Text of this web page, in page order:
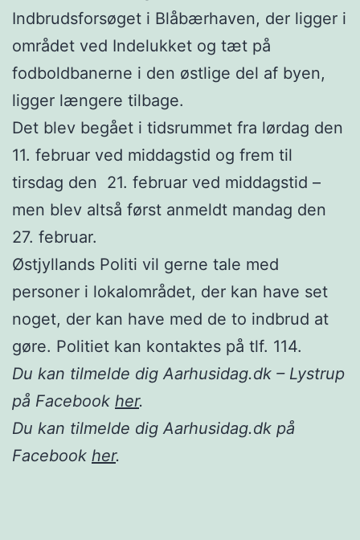
Indbrudsforsøget i Blåbærhaven, der ligger i
området ved Indelukket og tæt på
fodboldbanerne i den østlige del af byen,
ligger længere tilbage.
Det blev begået i tidsrummet fra lørdag den
11. februar ved middagstid og frem til
tirsdag den 21. februar ved middagstid –
men blev altså først anmeldt mandag den
27. februar.
Østjyllands Politi vil gerne tale med
personer i lokalområdet, der kan have set
noget, der kan have med de to indbrud at
gøre. Politiet kan kontaktes på tlf. 114.
Du kan tilmelde dig Aarhusidag.dk – Lystrup
på Facebook her.
Du kan tilmelde dig Aarhusidag.dk på
Facebook her.